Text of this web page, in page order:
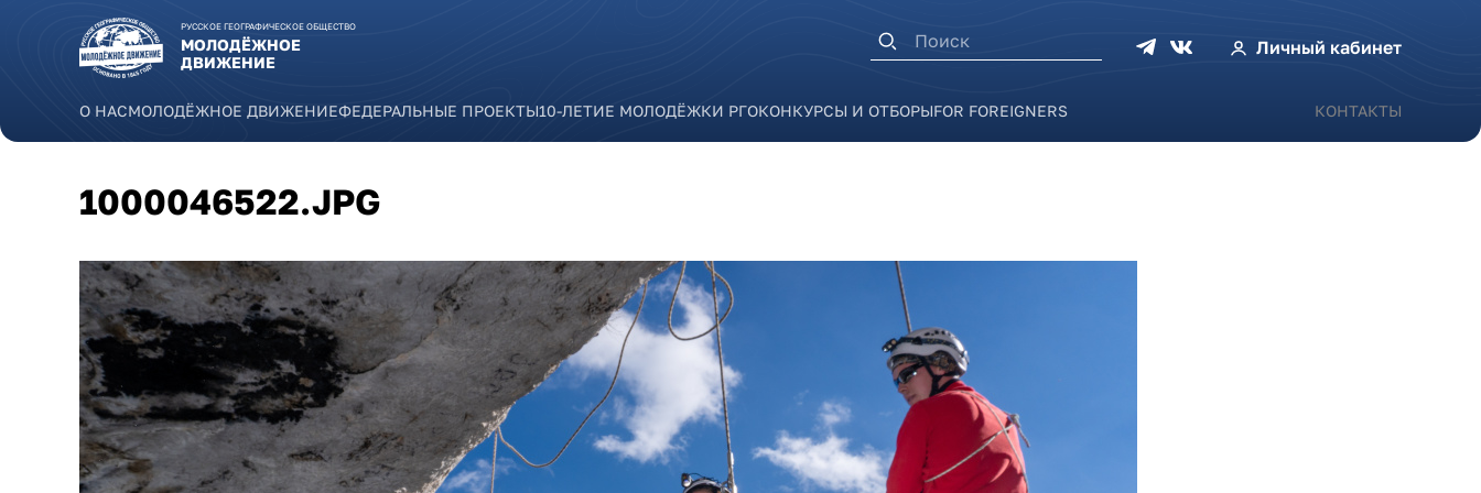
РУССКОЕ ГЕОГРАФИЧЕСКОЕ ОБЩЕСТВО
МОЛОДЁЖНОЕ
ДВИЖЕНИЕ
Личный кабинет
Форма поиска
О НАСМОЛОДЁЖНОЕ ДВИЖЕНИЕФЕДЕРАЛЬНЫЕ ПРОЕКТЫ10-ЛЕТИЕ МОЛОДЁЖКИ РГОКОНКУРСЫ И ОТБОРЫFOR FOREIGNERS КОНТАКТЫ
1000046522.JPG